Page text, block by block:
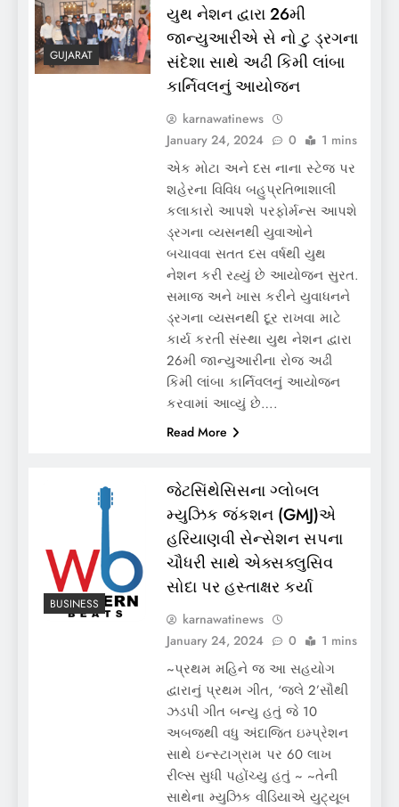
GUJARAT
યુથ નેશન દ્વારા 26મી
જાન્યુઆરીએ સે નો ટુ ડ્રગના
સંદેશા સાથે અઢી કિમી લાંબા
કાર્નિવલનું આયોજન
karnawatinews
January 24, 2024
0 1 mins
એક મોટા અને દસ નાના સ્ટેજ પર
શહેરના વિવિધ બહુપ્રતિભાશાલી
કલાકારો આપશે પરફોર્મન્સ આપશે
ડ્રગના વ્યસનથી યુવાઓને
બચાવવા સતત દસ વર્ષથી યુથ
નેશન કરી રહ્યું છે આયોજન સુરત.
સમાજ અને ખાસ કરીને યુવાધનને
ડ્રગના વ્યસનથી દૂર રાખવા માટે
કાર્ય કરતી સંસ્થા યુથ નેશન દ્વારા
26મી જાન્યુઆરીના રોજ અઢી
કિમી લાંબા કાર્નિવલનું આયોજન
કરવામાં આવ્યું છે….
Read More
BUSINESS
જેટસિંથેસિસના ગ્લોબલ
મ્યુઝિક જંકશન (GMJ)એ
હરિયાણવી સેન્સેશન સપના
ચૌધરી સાથે એક્સક્લુસિવ
સોદા પર હસ્તાક્ષર કર્યા
karnawatinews
January 24, 2024
0 1 mins
~પ્રથમ મહિને જ આ સહયોગ
દ્વારાનું પ્રથમ ગીત, ‘જલે 2’સૌથી
ઝડપી ગીત બન્યુ હતું જે 10
અબજથી વધુ અંદાજિત ઇમ્પ્રેશન
સાથે ઇન્સ્ટાગ્રામ પર 60 લાખ
રીલ્સ સુધી પહોંચ્યુ હતું ~ ~તેની
સાથેના મ્યુઝિક વીડિયાએ યુટ્યૂબ